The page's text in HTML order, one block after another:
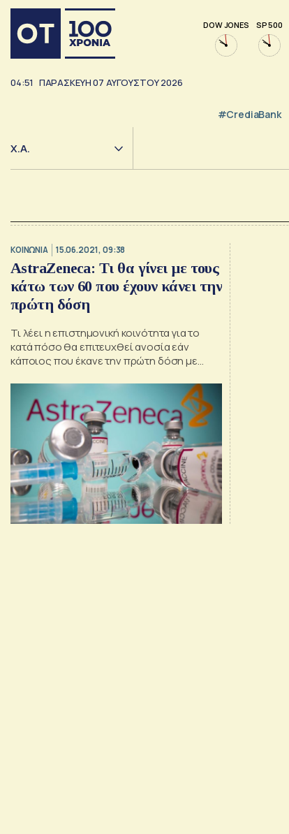
DOW JONES SP 500
04:52 ΠΑΡΑΣΚΕΥΗ 07 ΑΥΓΟΥΣΤΟΥ 2026
#CrediaBank
Χ.Α.
ΚΟΙΝΩΝΙΑ 15.06.2021, 09:38
AstraZeneca: Τι θα γίνει με τους
κάτω των 60 που έχουν κάνει την
πρώτη δόση
Τι λέει η επιστημονική κοινότητα για το
κατά πόσο θα επιτευχθεί ανοσία εάν
κάποιος που έκανε την πρώτη δόση με
δεύτερη δόση - Τι απαντούν